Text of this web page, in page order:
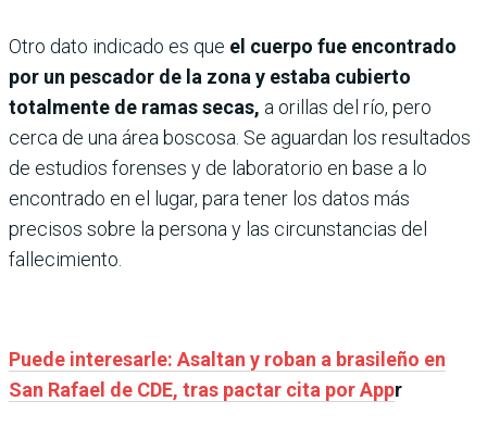
Otro dato indicado es que el cuerpo fue encontrado
por un pescador de la zona y estaba cubierto
totalmente de ramas secas, a orillas del río, pero
cerca de una área boscosa. Se aguardan los resultados
de estudios forenses y de laboratorio en base a lo
encontrado en el lugar, para tener los datos más
precisos sobre la persona y las circunstancias del
fallecimiento.
Puede interesarle: Asaltan y roban a brasileño en
San Rafael de CDE, tras pactar cita por Appr